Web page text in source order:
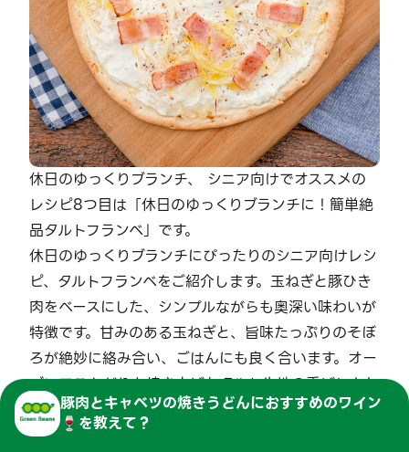
休日のゆっくりブランチ、 シニア向けでオススメの
レシピ8つ目は「休日のゆっくりブランチに！簡単絶
品タルトフランベ」です。
休日のゆっくりブランチにぴったりのシニア向けレシ
ピ、タルトフランベをご紹介します。玉ねぎと豚ひき
肉をベースにした、シンプルながらも奥深い味わいが
特徴です。甘みのある玉ねぎと、旨味たっぷりのそぼ
ろが絶妙に絡み合い、ごはんにも良く合います。オー
ブンでこんがりと焼き上げたタルト生地の香ばしさも
魅力。シニア層にも優しい、ゆっくりと味わえる一
品。簡単に作れるので、休日のブランチにぜひお試し
豚肉とキャベツの焼きうどんにおすすめのワイン
🍷を教えて？